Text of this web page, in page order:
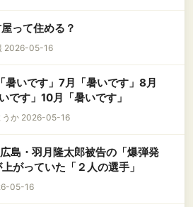
って住める？
2026-05-16
暑いです」7月「暑いです」8月
です」10月「暑いです」
うか 2026-05-16
島・羽月隆太郎被告の「爆弾発
がっていた「２人の選手」
05-16